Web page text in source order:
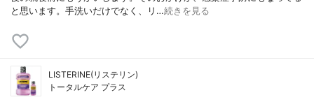
と思います。手洗いだけでなく、リ…続きを見る
LISTERINE(リステリン)
トータルケア プラス